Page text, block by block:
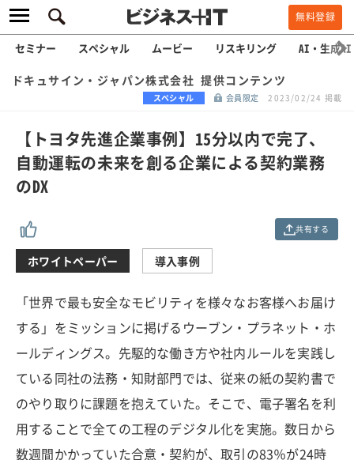
無料登録
セミナー スペシャル ムービー リスキリング AI・生成AI
ドキュサイン・ジャパン株式会社 提供コンテンツ
スペシャル 会員限定 2023/02/24 掲載
【トヨタ先進企業事例】15分以内で完了、
自動運転の未来を創る企業による契約業務
のDX
共有する
ホワイトペーパー 導入事例
「世界で最も安全なモビリティを様々なお客様へお届け
する」をミッションに掲げるウーブン・プラネット・ホ
ールディングス。先駆的な働き方や社内ルールを実践し
ている同社の法務・知財部門では、従来の紙の契約書で
のやり取りに課題を抱えていた。そこで、電子署名を利
用することで全ての工程のデジタル化を実施。数日から
数週間かかっていた合意・契約が、取引の83％が24時